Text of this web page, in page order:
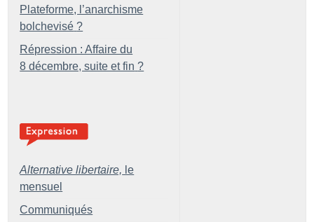
Plateforme, l’anarchisme
bolchevisé ?
Répression : Affaire du
8 décembre, suite et fin ?
Alternative libertaire, le
mensuel
Communiqués